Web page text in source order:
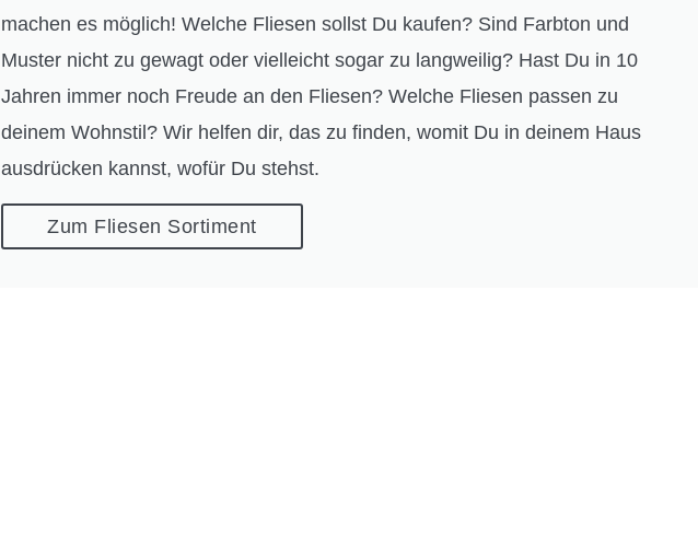
machen es möglich! Welche Fliesen sollst Du kaufen? Sind Farbton und
Muster nicht zu gewagt oder vielleicht sogar zu langweilig? Hast Du in 10
Jahren immer noch Freude an den Fliesen? Welche Fliesen passen zu
deinem Wohnstil? Wir helfen dir, das zu finden, womit Du in deinem Haus
ausdrücken kannst, wofür Du stehst.
Zum Fliesen Sortiment